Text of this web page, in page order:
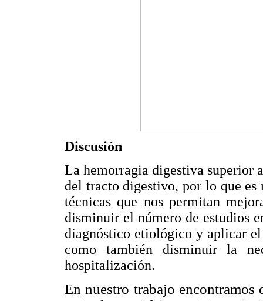
Discusión
La hemorragia digestiva superior
del tracto digestivo, por lo que es
técnicas que nos permitan
disminuir el número de estudios
diagnóstico etiológico y aplicar
como también disminuir la
hospitalización.
En nuestro trabajo